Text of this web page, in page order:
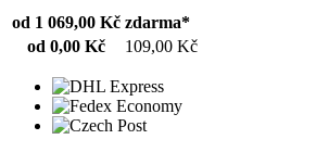
od 1 069,00 Kč zdarma*
od 0,00 Kč
109,00 Kč